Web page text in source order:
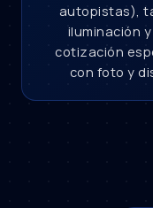
autopistas),
iluminación
cotización
con foto y